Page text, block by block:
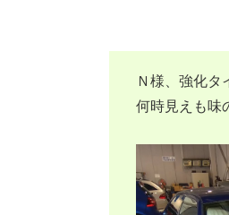
Ｎ様、強化タ
何時見えも味